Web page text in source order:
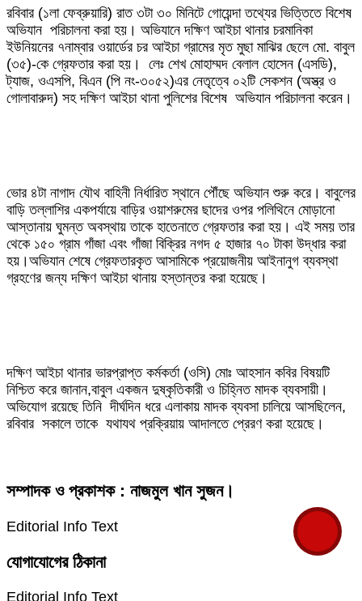
রবিবার (১লা ফেব্রুয়ারি) রাত ৩টা ৩০ মিনিটে গোয়েন্দা তথ্যের ভিত্তিতে বিশেষ
অভিযান পরিচালনা করা হয়। অভিযানে দক্ষিণ আইচা থানার চরমানিকা
ইউনিয়নের ৭নাম্বার ওয়ার্ডের চর আইচা গ্রামের মৃত মুছা মাঝির ছেলে মো. বাবুল
(৩৫)-কে গ্রেফতার করা হয়। লেঃ শেখ মোহাম্মদ বেলাল হোসেন (এসডি),
ট্যাজ, ওএসপি, বিএন (পি নং-৩০৫২)এর নেতৃত্বে ০২টি সেকশন (অস্ত্র ও
গোলাবারুদ) সহ দক্ষিণ আইচা থানা পুলিশের বিশেষ অভিযান পরিচালনা করেন।
ভোর ৪টা নাগাদ যৌথ বাহিনী নির্ধারিত স্থানে পৌঁছে অভিযান শুরু করে। বাবুলের
বাড়ি তল্লাশির একপর্যায়ে বাড়ির ওয়াশরুমের ছাদের ওপর পলিথিনে মোড়ানো
আস্তানায় ঘুমন্ত অবস্থায় তাকে হাতেনাতে গ্রেফতার করা হয়। এই সময় তার
থেকে ১৫০ গ্রাম গাঁজা এবং গাঁজা বিক্রির নগদ ৫ হাজার ৭০ টাকা উদ্ধার করা
হয়।অভিযান শেষে গ্রেফতারকৃত আসামিকে প্রয়োজনীয় আইনানুগ ব্যবস্থা
গ্রহণের জন্য দক্ষিণ আইচা থানায় হস্তান্তর করা হয়েছে।
দক্ষিণ আইচা থানার ভারপ্রাপ্ত কর্মকর্তা (ওসি) মোঃ আহসান কবির বিষয়টি
নিশ্চিত করে জানান,বাবুল একজন দুষ্কৃতিকারী ও চিহ্নিত মাদক ব্যবসায়ী।
অভিযোগ রয়েছে তিনি দীর্ঘদিন ধরে এলাকায় মাদক ব্যবসা চালিয়ে আসছিলেন,
রবিবার সকালে তাকে যথাযথ প্রক্রিয়ায় আদালতে প্রেরণ করা হয়েছে।
সম্পাদক ও প্রকাশক : নাজমুল খান সুজন।
Editorial Info Text
যোগাযোগের ঠিকানা
Editorial Info Text